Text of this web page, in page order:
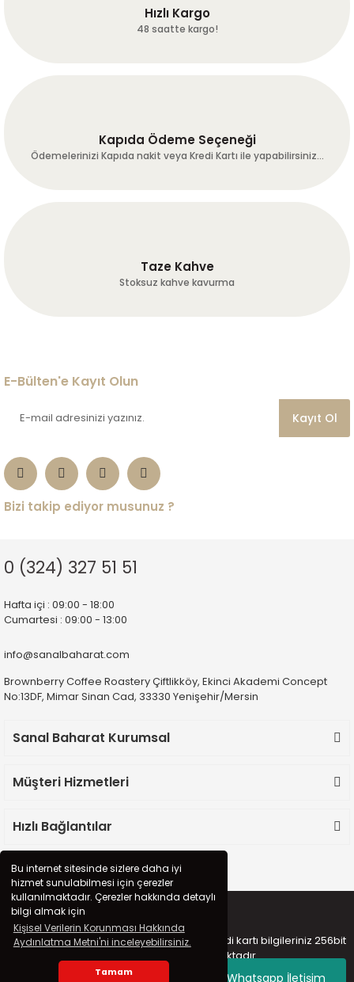
Bu internet sitesinde sizlere daha iyi
hizmet sunulabilmesi için çerezler
kullanılmaktadır. Çerezler hakkında detaylı
bilgi almak için
Kişisel Verilerin Korunması Hakkında
Aydınlatma Metni'ni inceleyebilirsiniz.
Tamam Whatsapp İletişim
Hızlı Kargo
48 saatte kargo!
Kapıda Ödeme Seçeneği
Ödemelerinizi Kapıda nakit veya Kredi Kartı ile yapabilirsiniz...
Taze Kahve
Stoksuz kahve kavurma
E-Bülten'e Kayıt Olun
Kayıt Ol
Bizi takip ediyor musunuz ?
0 (324) 327 51 51
Hafta içi : 09:00 - 18:00
Cumartesi : 09:00 - 13:00
info@sanalbaharat.com
Brownberry Coffee Roastery Çiftlikköy, Ekinci Akademi Concept
No:13DF, Mimar Sinan Cad, 33330 Yenişehir/Mersin
Sanal Baharat Kurumsal
Müşteri Hizmetleri
Hızlı Bağlantılar
Copyright 2020 © sanalbaharat.com - Kredi kartı bilgileriniz 256bit
SSL sertifikası ile korunmaktadır.